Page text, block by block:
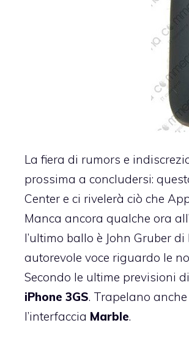
La fiera di rumors e
prossima a concludersi:
Center e ci rivelerà ciò che
Manca ancora qualche ora
l’ultimo ballo è John Gruber
autorevole voce riguardo le
Secondo le ultime previsioni di
iPhone 3GS. Trapelano
l’interfaccia Marble.